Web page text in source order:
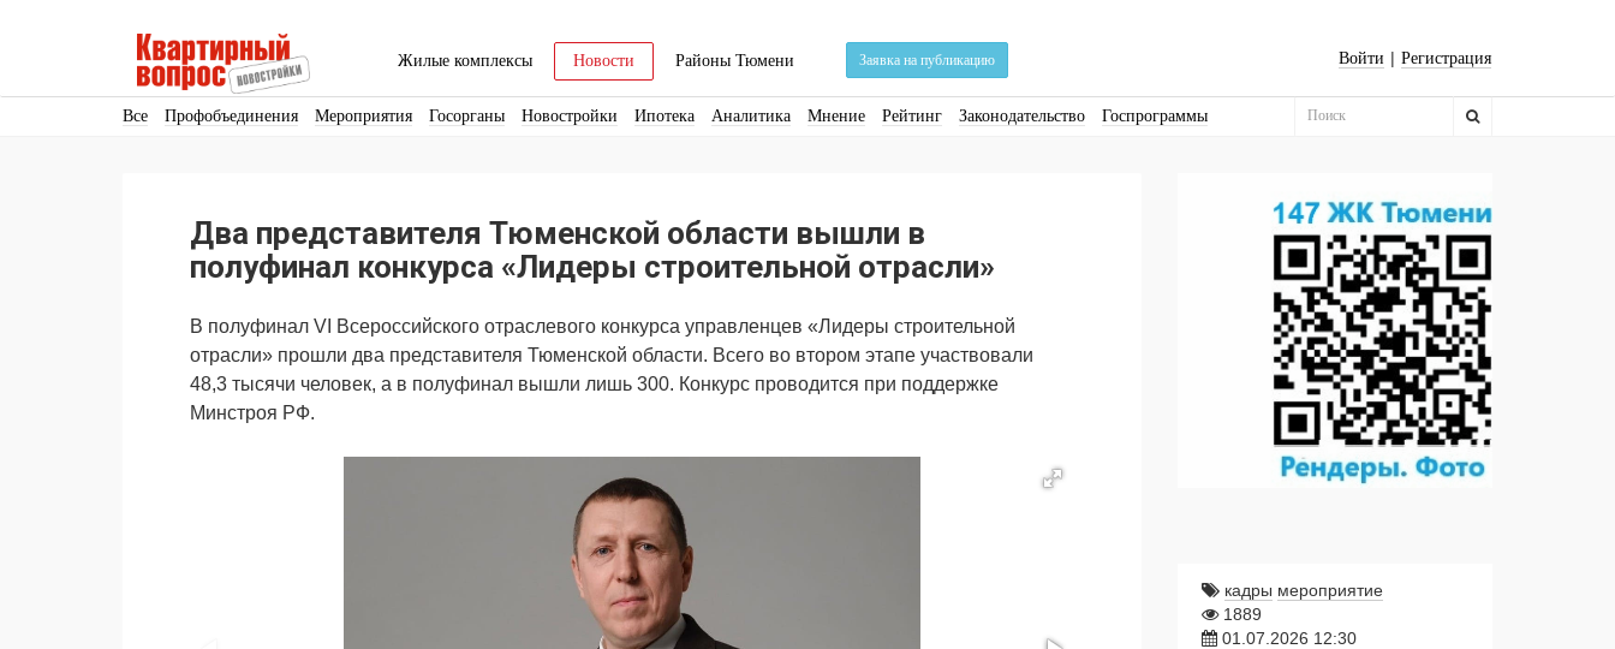
Жилые комплексы Новости Районы Тюмени Заявка на публикацию Войти | Регистрация
Все Профобъединения Мероприятия Госорганы Новостройки Ипотека Аналитика Мнение Рейтинг Законодательство Госпрограммы
Два представителя Тюменской области вышли в
полуфинал конкурса «Лидеры строительной отрасли»
В полуфинал VI Всероссийского отраслевого конкурса управленцев «Лидеры строительной
отрасли» прошли два представителя Тюменской области. Всего во втором этапе участвовали
48,3 тысячи человек, а в полуфинал вышли лишь 300. Конкурс проводится при поддержке
Минстроя РФ.
кадры мероприятие
1889
01.07.2026 12:30